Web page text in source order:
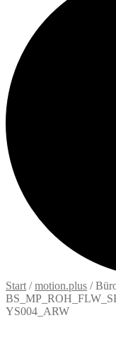
Start /motion.plus /
YS004_ARW